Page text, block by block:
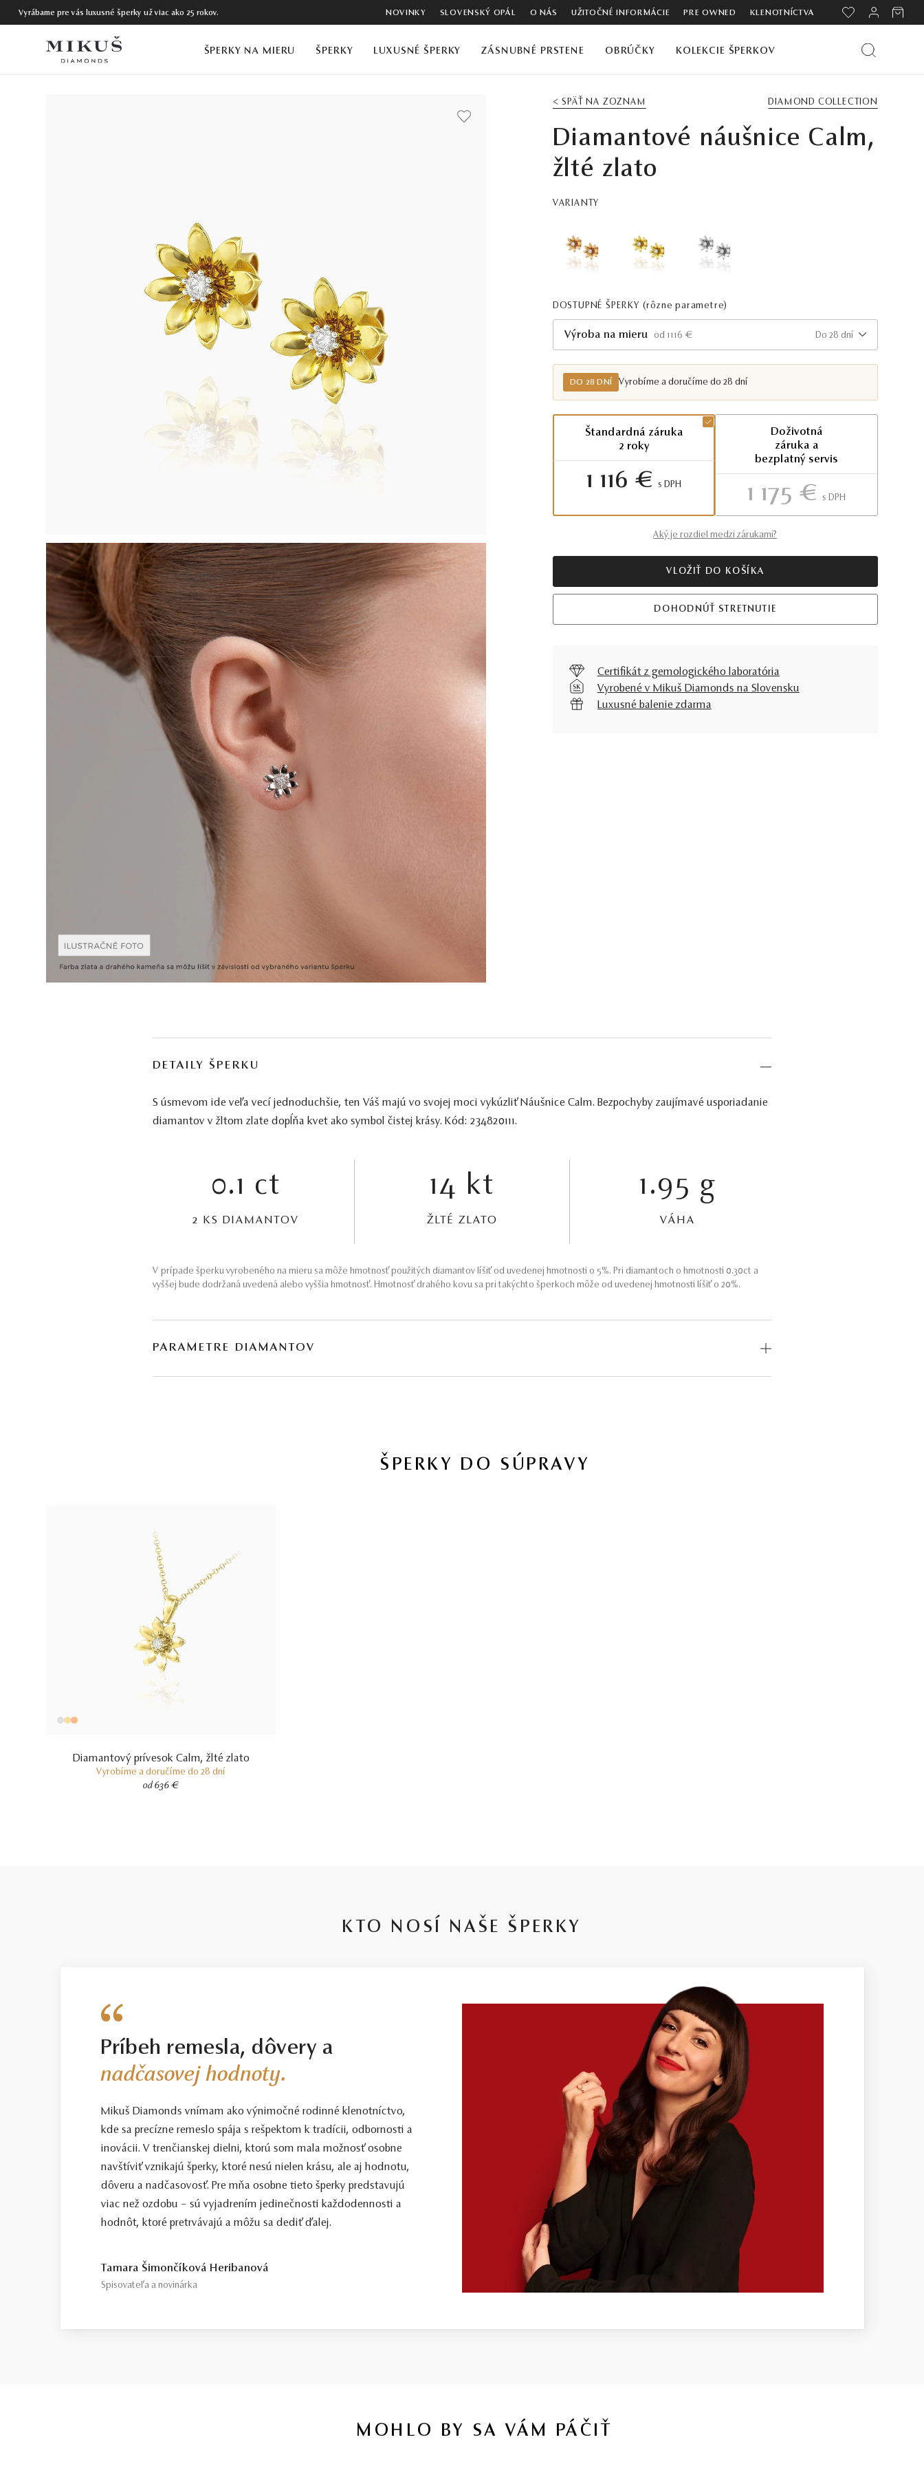
Vyrábame pre vás luxusné šperky už viac ako 25 rokov. NOVINKY SLOVENSKÝ OPÁL O NÁS UŽITOČNÉ INFORMÁCIE PRE OWNED KLENOTNÍCTVA
ŠPERKY NA MIERU ŠPERKY LUXUSNÉ ŠPERKY ZÁSNUBNÉ PRSTENE OBRÚČKY KOLEKCIE ŠPERKOV
< SPÄŤ NA ZOZNAM DIAMOND COLLECTION
Diamantové náušnice Calm,
žlté zlato
VARIANTY
DOSTUPNÉ ŠPERKY (rôzne parametre)
Výroba na mieru od 1116 € Do 28 dní
DO 28 DNÍ Vyrobíme a doručíme do 28 dní
Štandardná záruka
2 roky
1 116 € S DPH
Doživotná
záruka a
bezplatný servis
1 175 € S DPH
Aký je rozdiel medzi zárukami?
VLOŽIŤ DO KOŠÍKA
DOHODNÚŤ STRETNUTIE
Certifikát z gemologického laboratória
Vyrobené v Mikuš Diamonds na Slovensku
Luxusné balenie zdarma
DETAILY ŠPERKU
S úsmevom ide veľa vecí jednoduchšie, ten Váš majú vo svojej moci vykúzliť Náušnice Calm. Bezpochyby zaujímavé usporiadanie
diamantov v žltom zlate dopĺňa kvet ako symbol čistej krásy. Kód: 234820111.
0.1 ct
2 KS DIAMANTOV
14 kt
ŽLTÉ ZLATO
1.95 g
VÁHA
V prípade šperku vyrobeného na mieru sa môže hmotnosť použitých diamantov líšiť od uvedenej hmotnosti o 5%. Pri diamantoch o hmotnosti 0.30ct a
vyššej bude dodržaná uvedená alebo vyššia hmotnosť. Hmotnosť drahého kovu sa pri takýchto šperkoch môže od uvedenej hmotnosti líšiť o 20%.
PARAMETRE DIAMANTOV
ŠPERKY DO SÚPRAVY
Diamantový prívesok Calm, žlté zlato
Vyrobíme a doručíme do 28 dní
od 636 €
KTO NOSÍ NAŠE ŠPERKY
Príbeh remesla, dôvery a
nadčasovej hodnoty.
Mikuš Diamonds vnímam ako výnimočné rodinné klenotníctvo,
kde sa precízne remeslo spája s rešpektom k tradícii, odbornosti a
inovácii. V trenčianskej dielni, ktorú som mala možnosť osobne
navštíviť vznikajú šperky, ktoré nesú nielen krásu, ale aj hodnotu,
dôveru a nadčasovosť. Pre mňa osobne tieto šperky predstavujú
viac než ozdobu – sú vyjadrením jedinečnosti každodennosti a
hodnôt, ktoré pretrvávajú a môžu sa dediť ďalej.
Tamara Šimončíková Heribanová
Spisovateľa a novinárka
MOHLO BY SA VÁM PÁČIŤ